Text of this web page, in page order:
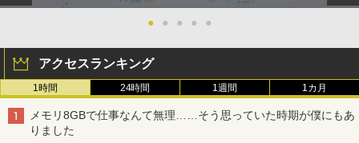
On My Road (Stadium ver.)
BUGS LIFE
by Amazon 天然水ラベルレス 2L×9本
￥1,117
コカ・コーラ やかんの麦茶 from 爽健美茶 ラ
HUNTER×HUNTER モノクロ版 39 (ジャンプ
コミックスDIGITAL)
￥572
スーパーの裏でヤニ吸うふたり 9巻 (デジタル
版ビッグガンガンコミックス)
2
【1500円OFFクーポン】【テンキー&DV
Dドライブ】中古ノートパソコン 中古パ
B Core i5 第7世代 Microsoft Office付き
Windows11 富士通 Lifebook A747 ノー
トパソコン 中古 PC パソコン 中古ノート
PC SSD1TB メモリ16GB
￥17,800
M | Win11Pro64Bit | VGAなしモデル
3
【今だけ】全品ポイント10倍 お買い物マ
ラソン★8/4～8/11★中古パソコン デス
クトップPC FUJITSU ESPRIMO Q558/B
モニター 21.5型 液晶ディスプレイ ベゼ
ー 壁掛け フリッカーレス FreeSync 21.
5インチ 角度調節 FullHD ブルーライト
カット VAパネル VESAフル FHDノング
レア MAXZEN JM22CH02
￥9,480
ろ ]
3
九条の大罪（17） 【電子書籍】[ 真鍋昌
平 ]
● ● ● ● ●
アクセスランキング
1時間 24時間 1週間 1カ月
メモリ8GBで仕事なんて無理……そう思っていた時期が僕にもあ
りました